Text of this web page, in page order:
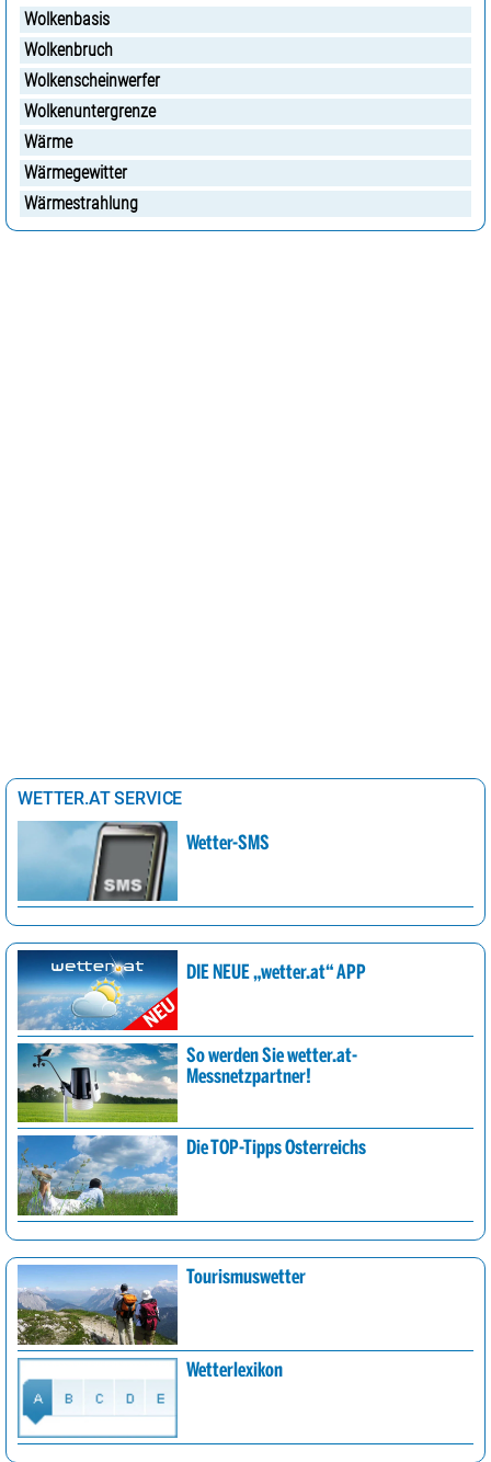
Wolkenbasis
Wolkenbruch
Wolkenscheinwerfer
Wolkenuntergrenze
Wärme
Wärmegewitter
Wärmestrahlung
WETTER.AT SERVICE
Wetter-SMS
DIE NEUE „wetter.at“ APP
So werden Sie wetter.at-
Messnetzpartner!
Die TOP-Tipps Österreichs
Tourismuswetter
Wetterlexikon